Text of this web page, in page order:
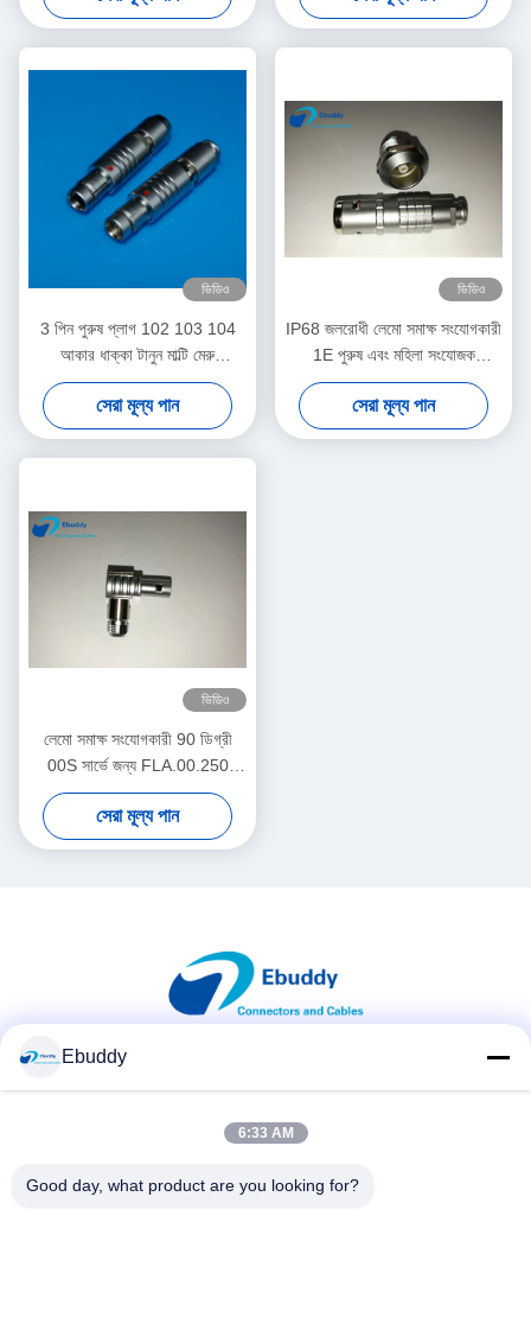
ভিডিও
3 পিন পুরুষ প্লাগ 102 103 104
আকার ধাক্কা টানুন মাল্টি মেরু
সংযোজকগুলির ফিশার সমঞ্জসে
সেরা মূল্য পান
ভিডিও
IP68 জলরোধী লেমো সমাক্ষ সংযোগকারী
1E পুরুষ এবং মহিলা সংযোজক
FFA.1E.250
সেরা মূল্য পান
ভিডিও
লেমো সমাক্ষ সংযোগকারী 90 ডিগ্রী
00S সার্ভে জন্য FLA.00.250
কেবেল সংযোগকারী
সেরা মূল্য পান
দ্রুত যোগাযোগ
Ebuddy
6:33 AM
Good day, what product are you looking for?